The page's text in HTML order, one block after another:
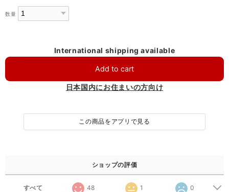
数量
International shipping available
Add to cart
日本国内にお住まいの方向け
この商品をアプリで見る
ショップの評価
すべて 48 1 0